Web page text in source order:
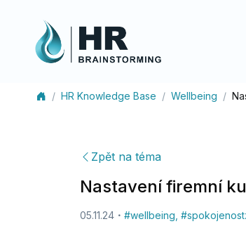
HR Knowledge Base Wellbeing
Zpět na téma
Nastavení firemní
05.11.24 #wellbeing #